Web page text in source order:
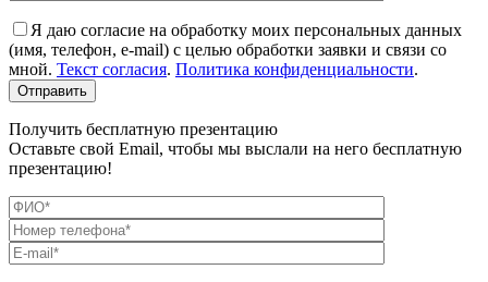
Я даю согласие на обработку моих персональных данных
(имя, телефон, e-mail) с целью обработки заявки и связи со
мной. Текст согласия. Политика конфиденциальности.
Получить бесплатную презентацию
Оставьте свой Email, чтобы мы выслали на него бесплатную
презентацию!